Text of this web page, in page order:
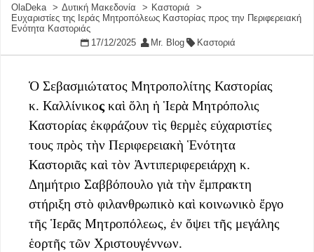
OlaDeka Δυτική Μακεδονία
Καστοριά
Ευχαριστίες της Ιεράς Μητροπόλεως Καστορίας προς την Περιφερειακή
Ενότητα Καστοριάς
17/12/2025
Mr. Blog Καστοριά
Ὁ Σεβασμιώτατος Μητροπολίτης Καστορίας
κ. Καλλίνικος καὶ ὅλη ἡ Ἱερὰ Μητρόπολις
Καστορίας ἐκφράζουν τὶς θερμὲς εὐχαριστίες
τους πρὸς τὴν Περιφερειακὴ Ἑνότητα
Καστοριᾶς καὶ τὸν Ἀντιπεριφερειάρχη κ.
Δημήτριο Σαββόπουλο γιὰ τὴν ἔμπρακτη
στήριξη στὸ φιλανθρωπικὸ καὶ κοινωνικὸ ἔργο
τῆς Ἱερᾶς Μητροπόλεως, ἐν ὄψει τῆς μεγάλης
ἑορτῆς τῶν Χριστουγέννων.